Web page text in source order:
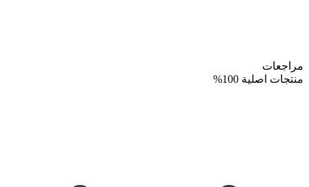
مراجعات
منتجات اصلية 100%